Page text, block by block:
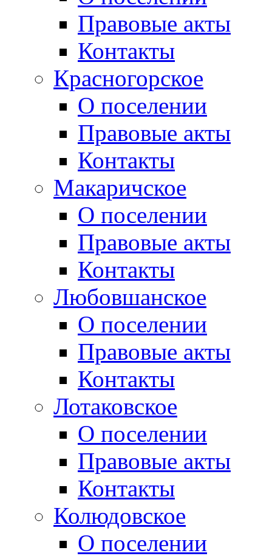
Правовые акты
Контакты
Красногорское
О поселении
Правовые акты
Контакты
Макаричское
О поселении
Правовые акты
Контакты
Любовшанское
О поселении
Правовые акты
Контакты
Лотаковское
О поселении
Правовые акты
Контакты
Колюдовское
О поселении